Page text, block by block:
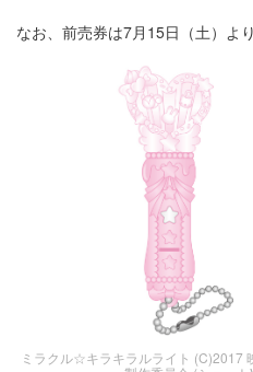
なお、前売券は7月15日（土）よ
ミラクル☆キラキラルライト (C)2017